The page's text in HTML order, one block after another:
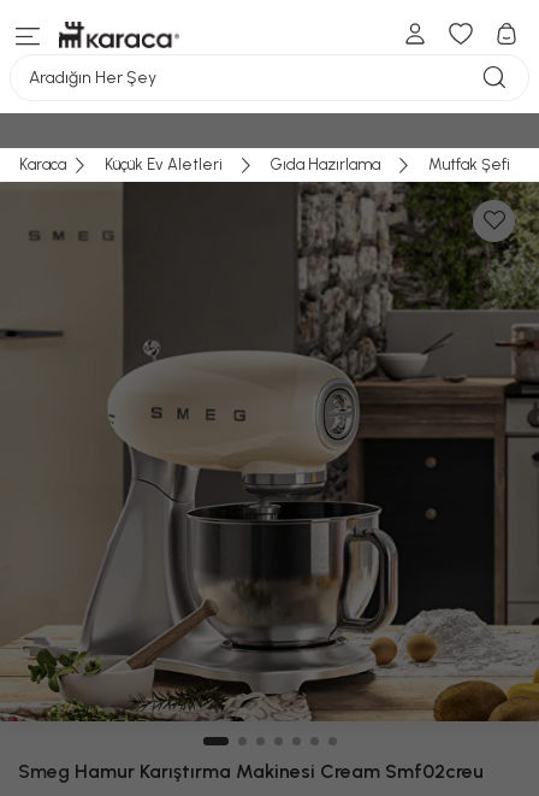
Aradığın Her Şey
Karaca Küçük Ev Aletleri Gıda Hazırlama Mutfak Şefi
Smeg Hamur Karıştırma Makinesi Cream Smf02creu